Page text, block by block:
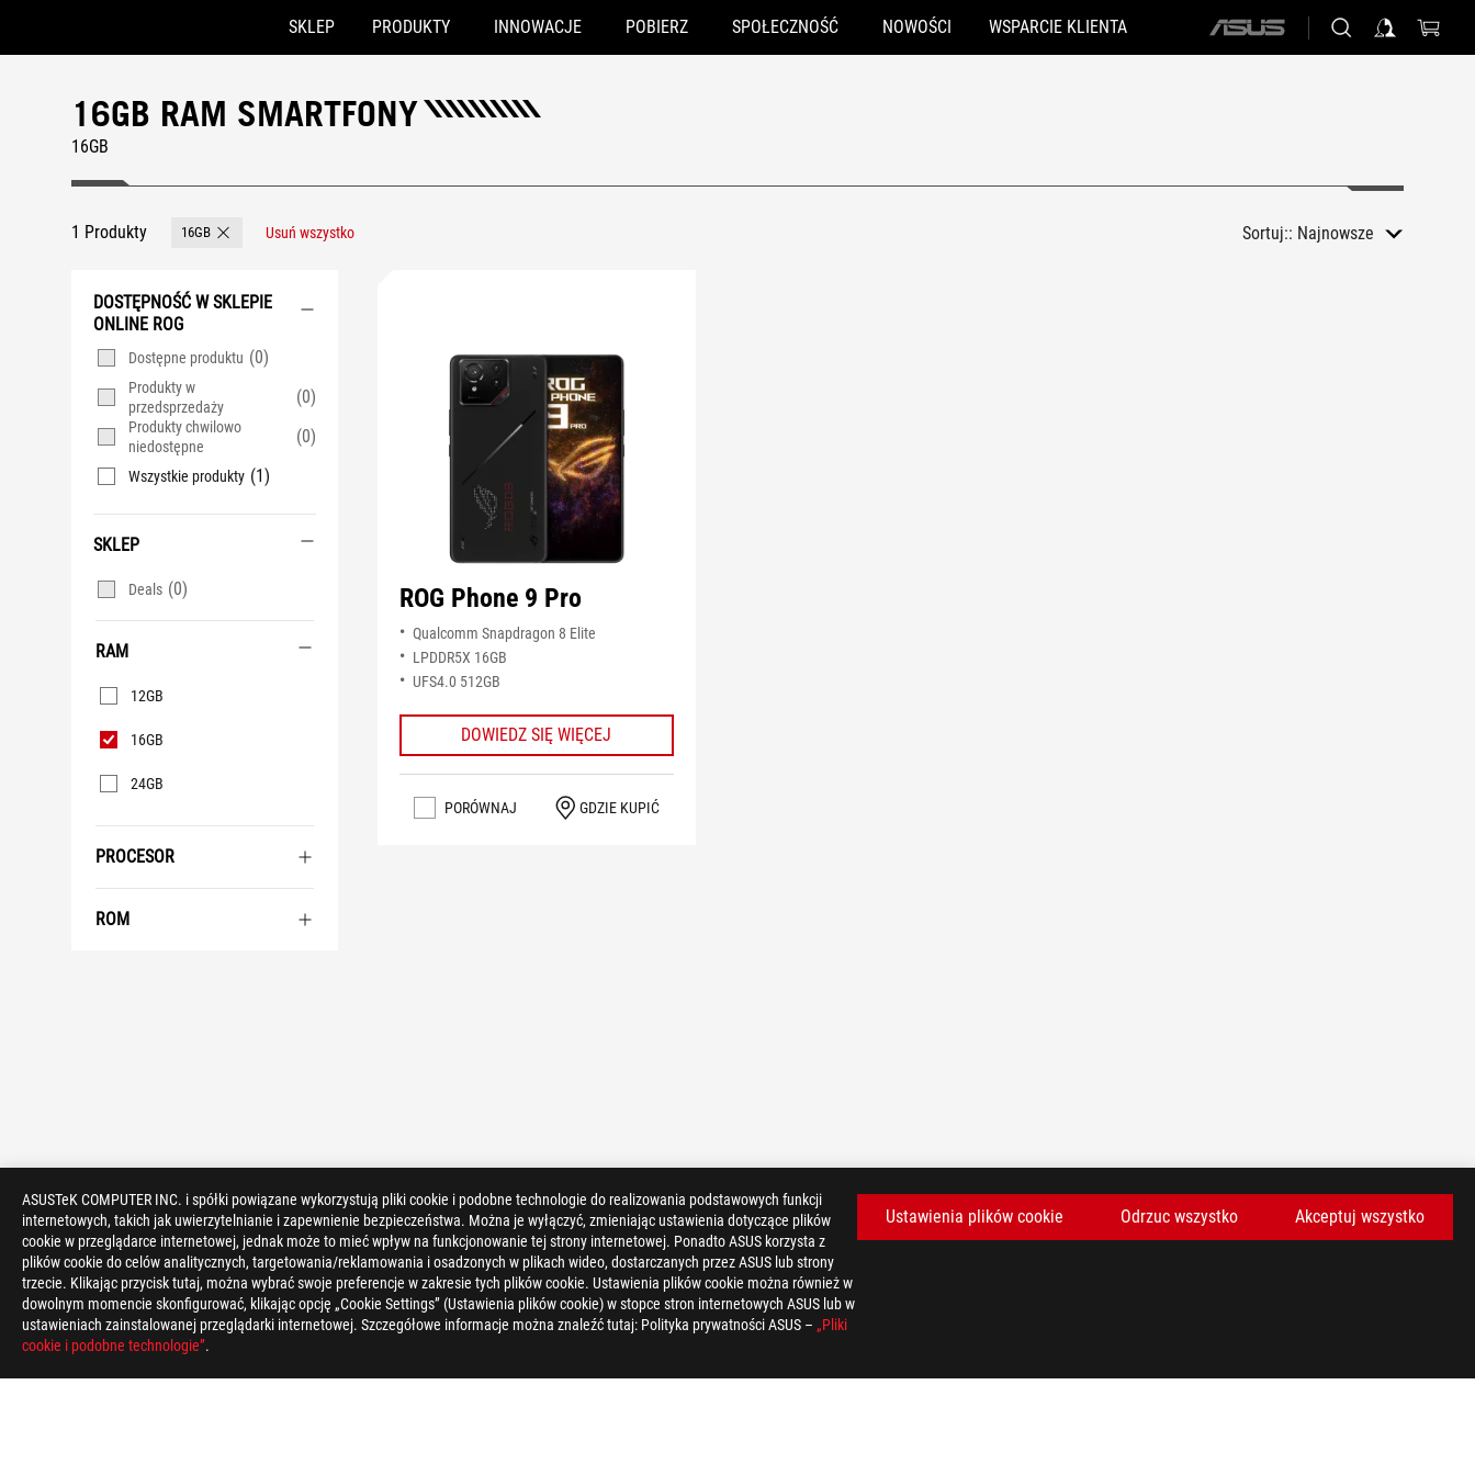
ASUSTeK COMPUTER INC. i spółki powiązane wykorzystują pliki cookie i podobne technologie do realizowania podstawowych funkcji
internetowych, takich jak uwierzytelnianie i zapewnienie bezpieczeństwa. Można je wyłączyć, zmieniając ustawienia dotyczące plików
cookie w przeglądarce internetowej, jednak może to mieć wpływ na funkcjonowanie tej strony internetowej. Ponadto ASUS korzysta z
plików cookie do celów analitycznych, targetowania/reklamowania i osadzonych w plikach wideo, dostarczanych przez ASUS lub strony
trzecie. Klikając przycisk tutaj, można wybrać swoje preferencje w zakresie tych plików cookie. Ustawienia plików cookie można również w
dowolnym momencie skonfigurować, klikając opcję „Cookie Settings” (Ustawienia plików cookie) w stopce stron internetowych ASUS lub w
ustawieniach zainstalowanej przeglądarki internetowej. Szczegółowe informacje można znaleźć tutaj: Polityka prywatności ASUS – „Pliki
cookie i podobne technologie”.
Ustawienia plików cookie Odrzuc wszystko Akceptuj wszystko
Accessibility links
SKLEP PRODUKTY INNOWACJE POBIERZ SPOŁECZNOŚĆ NOWOŚCI WSPARCIE KLIENTA
ASUS
16GB RAM SMARTFONY
16GB
1 Produkty 16GB Remove 16GBUsuń wszystko Sortuj:: Najnowsze
DOSTĘPNOŚĆ W SKLEPIE
ONLINE ROG
Dostępne produktu (0)
Produkty w
przedsprzedaży
(0)
Produkty chwilowo
niedostępne
(0)
Wszystkie produkty (1)
SKLEP
Deals (0)
RAM
RAM
12GB
16GB
24GB
PROCESOR
ROM
ROG Phone 9 Pro
Qualcomm Snapdragon 8 Elite
LPDDR5X 16GB
UFS4.0 512GB
DOWIEDZ SIĘ WIĘCEJ
PORÓWNAJ GDZIE KUPIĆ
ASUS
Footer
GAMING SMARTFONY FILTER
OBSŁUGIWANE TYPY PŁATNOŚCI